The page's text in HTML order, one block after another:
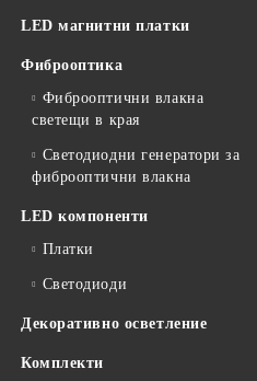
LED магнитни платки
Фиброоптика
Фиброоптични влакна
светещи в края
Светодиодни генератори за
фиброоптични влакна
LED компоненти
Платки
Светодиоди
Декоративно осветление
Комплекти